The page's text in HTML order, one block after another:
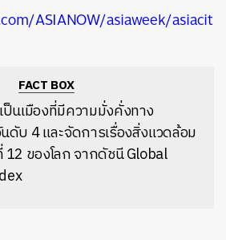
ASIANOW/asiaweek/asiacit
FACT BOX
ป็นเมืองที่มีความมั่งคั่งทาง
ดับ 4 และจัดการเรื่องสิ่งแวดล้อม
ของโลก จากดัชนี Global